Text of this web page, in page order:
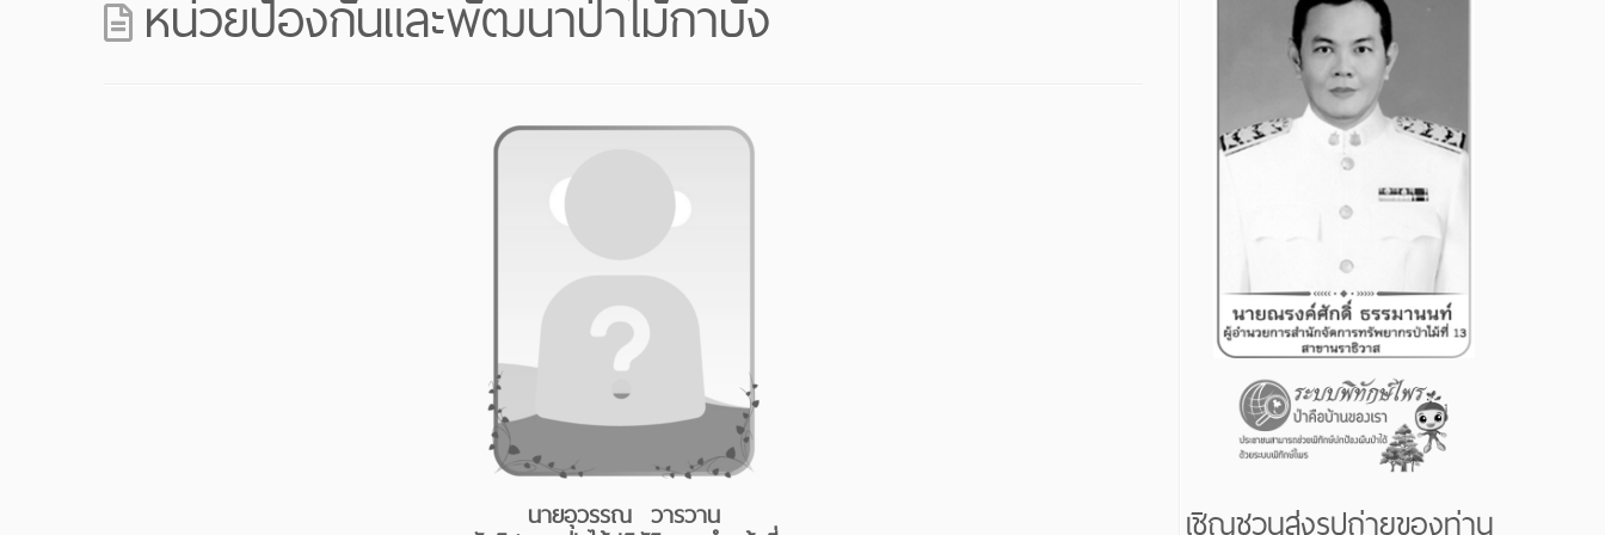
หน่วยป้องกันและพัฒนาป่าไม้กาบัง
นายอุวรรณ วารวาน เชิญชวนส่งรูปถ่ายของท่าน